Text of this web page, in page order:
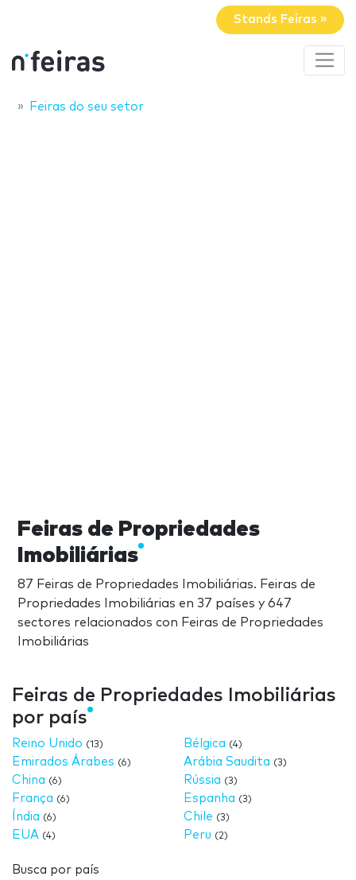
Stands Feiras »
Feiras do seu setor
Feiras de Propriedades
Imobiliárias
87 Feiras de Propriedades Imobiliárias. Feiras de
Propriedades Imobiliárias en 37 países y 647
sectores relacionados con Feiras de Propriedades
Imobiliárias
Feiras de Propriedades Imobiliárias
por país
Reino Unido (13)
Emirados Árabes (6)
China (6)
França (6)
Índia (6)
EUA (4)
Bélgica (4)
Arábia Saudita (3)
Rússia (3)
Espanha (3)
Chile (3)
Peru (2)
Busca por país